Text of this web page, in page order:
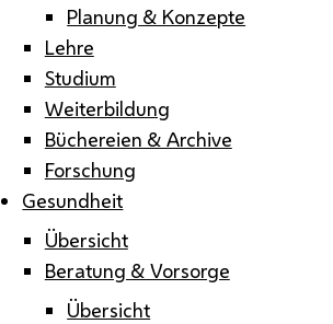
Planung & Konzepte
Lehre
Studium
Weiterbildung
Büchereien & Archive
Forschung
Gesundheit
Übersicht
Beratung & Vorsorge
Übersicht